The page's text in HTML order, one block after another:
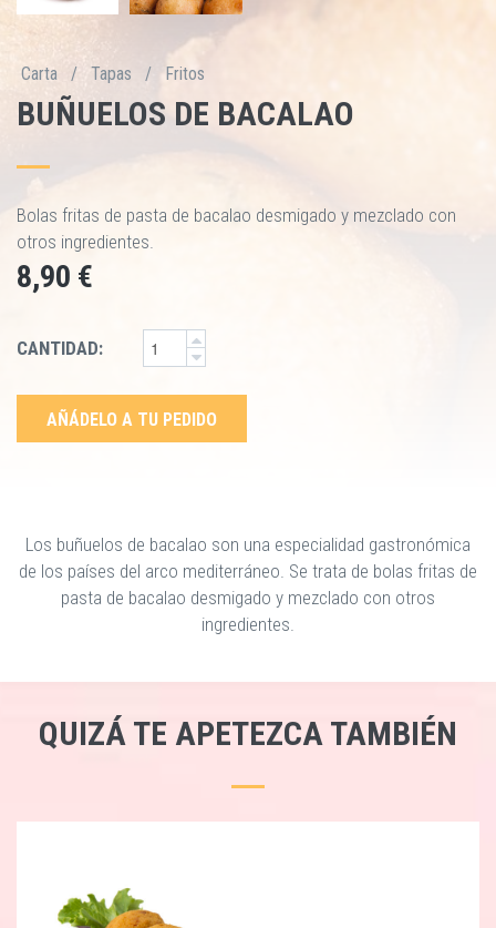
Carta / Tapas / Fritos
BUÑUELOS DE BACALAO
Bolas fritas de pasta de bacalao desmigado y mezclado con
otros ingredientes.
8,90 €
CANTIDAD:
AÑÁDELO A TU PEDIDO
Los buñuelos de bacalao son una especialidad gastronómica
de los países del arco mediterráneo. Se trata de bolas fritas de
pasta de bacalao desmigado y mezclado con otros
ingredientes.
QUIZÁ TE APETEZCA TAMBIÉN